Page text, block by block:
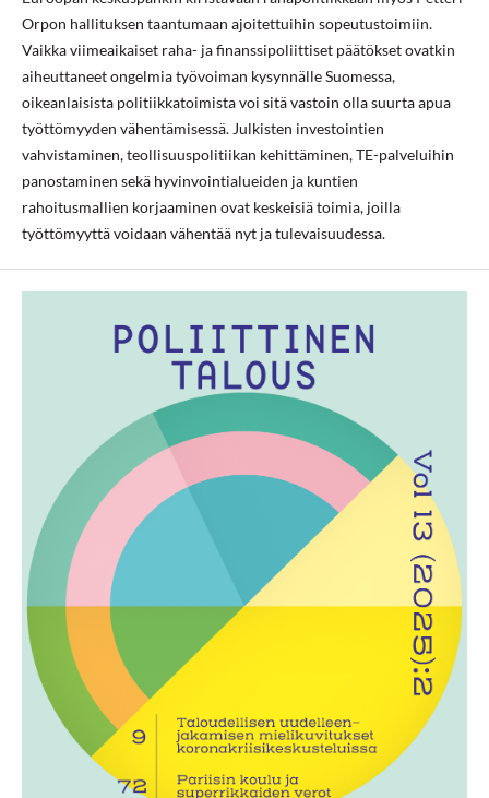
Orpon hallituksen taantumaan ajoitettuihin sopeutustoimiin.
Vaikka viimeaikaiset raha- ja finanssipoliittiset päätökset ovatkin
aiheuttaneet ongelmia työvoiman kysynnälle Suomessa,
oikeanlaisista politiikkatoimista voi sitä vastoin olla suurta apua
työttömyyden vähentämisessä. Julkisten investointien
vahvistaminen, teollisuuspolitiikan kehittäminen, TE-palveluihin
panostaminen sekä hyvinvointialueiden ja kuntien
rahoitusmallien korjaaminen ovat keskeisiä toimia, joilla
työttömyyttä voidaan vähentää nyt ja tulevaisuudessa.